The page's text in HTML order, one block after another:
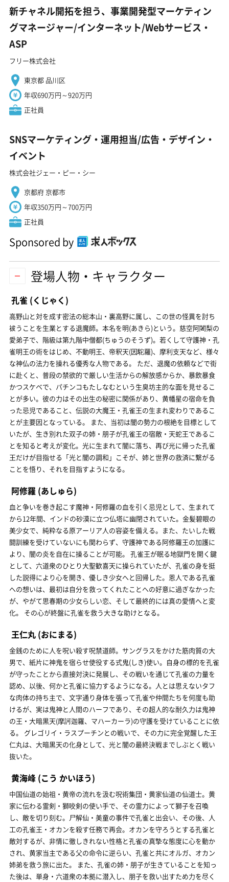
新チャネル開拓を担う、事業開発型マーケティン
グマネージャー/インターネット/Webサービス・
ASP
フリー株式会社
東京都 品川区
年収690万円～920万円
正社員
SNSマーケティング・運用担当/広告・デザイン・
イベント
株式会社ジェー・ピー・シー
京都府 京都市
年収350万円～700万円
正社員
Sponsored by
登場人物・キャラクター
孔雀 (くじゃく)
高野山と対を成す密法の総本山・裏高野に属し、この世の怪異を討ち
祓うことを生業とする退魔師。本名を明(あきら)という。慈空阿闍梨の
愛弟子で、階級は第九階中僧都(ちゅうのそうず)。若くして守護神・孔
雀明王の術をはじめ、不動明王、帝釈天(因駝羅)、摩利支天など、様々
な神仏の法力を操れる優秀な人物である。 ただ、退魔の依頼などで街
に赴くと、普段の禁欲的で厳しい生活からの解放感からか、暴飲暴食
かつスケベで、パチンコもたしなむという生臭坊主的な面を見せるこ
とが多い。彼の力はその出生の秘密に関係があり、黄幡星の宿命を負
った忌児であること、伝説の大魔王・孔雀王の生まれ変わりであるこ
とが主要因となっている。 また、当初は闇の勢力の根絶を目標として
いたが、生き別れた双子の姉・朋子が孔雀王の宿敵・天蛇王であるこ
とを知ると考えが変化。光に生まれて闇に落ち、再び光に帰った孔雀
王だけが目指せる「光と闇の調和」こそが、姉と世界の救済に繋がる
ことを悟り、それを目指すようになる。
阿修羅 (あしゅら)
血と争いを巻き起こす魔神・阿修羅の血を引く忌児として、生まれて
から12年間、インドの砂漠に立つ仏塔に幽閉されていた。金髪碧眼の
美少女で、純粋なる原アーリア人の容姿を備える。また、たいした戦
闘訓練を受けていないにも関わらず、守護神である阿修羅王の加護に
より、闇の炎を自在に操ることが可能。 孔雀王が眠る地獄門を開く鍵
として、六道衆のひとり大聖歓喜天に操られていたが、孔雀の身を挺
した説得により心を開き、優しき少女へと回帰した。恩人である孔雀
への想いは、最初は自分を救ってくれたことへの好意に過ぎなかった
が、やがて思春期の少女らしい恋、そして最終的には真の愛情へと変
化。 その心が終盤に孔雀を救う大きな助けとなる。
王仁丸 (おにまる)
金銭のために人を呪い殺す呪禁道師。サングラスをかけた筋肉質の大
男で、紙片に神鬼を宿らせ使役する式鬼(しき)使い。自身の標的を孔雀
が守ったことから直接対決に発展し、その戦いを通じて孔雀の力量を
認め、以後、何かと孔雀に協力するようになる。人とは思えないタフ
な肉体の持ち主で、文字通り身体を張って孔雀や仲間たちを何度も助
けるが、実は鬼神と人間のハーフであり、その超人的な耐久力は鬼神
の王・大暗黒天(摩訶迦羅、マハーカーラ)の守護を受けていることに依
る。 グレゴリイ・ラスプーチンとの戦いで、その力に完全覚醒した王
仁丸は、大暗黒天の化身として、光と闇の最終決戦までしぶとく戦い
抜いた。
黄海峰 (こう かいほう)
中国仙道の始祖・黄帝の流れを汲む呪術集団・黄家仙道の仙道士。黄
家に伝わる霊剣・獅咬剣の使い手で、その霊力によって獅子を召喚
し、敵を切り刻む。尸解仙・美童の事件で孔雀と出会い、その後、人
工の孔雀王・オカンを殺す任務で再会。オカンを守ろうとする孔雀と
敵対するが、非情に徹しきれない性格と孔雀の真摯な態度に心を動か
され、黄家当主である父の命令に逆らい、孔雀と共にオルガ、オカン
姉弟を救う旅に出た。 また、孔雀の姉・朋子が生きていることを知っ
た後は、単身・六道衆の本拠に潜入し、朋子を救い出すため力を尽く